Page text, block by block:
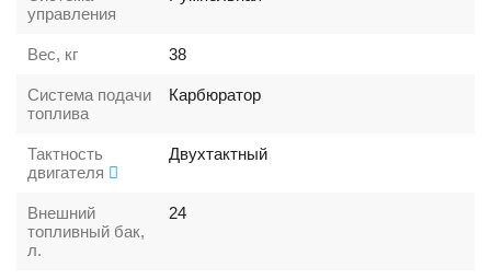
управления
Вес, кг 38
Система подачи
топлива
Карбюратор
Тактность
двигателя
Двухтактный
Внешний
топливный бак,
л.
24